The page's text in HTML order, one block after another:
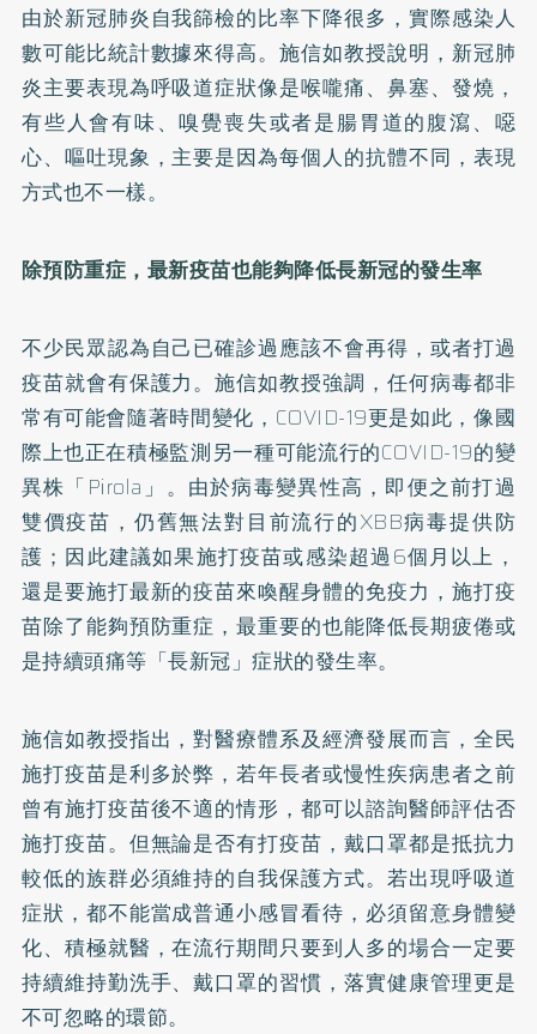
由於新冠肺炎自我篩檢的比率下降很多，實際感染人
數可能比統計數據來得高。施信如教授說明，新冠肺
炎主要表現為呼吸道症狀像是喉嚨痛、鼻塞、發燒，
有些人會有味、嗅覺喪失或者是腸胃道的腹瀉、噁
心、嘔吐現象，主要是因為每個人的抗體不同，表現
方式也不一樣。
除預防重症，最新疫苗也能夠降低長新冠的發生率
不少民眾認為自己已確診過應該不會再得，或者打過
疫苗就會有保護力。施信如教授強調，任何病毒都非
常有可能會隨著時間變化，COVID-19更是如此，像國
際上也正在積極監測另一種可能流行的COVID-19的變
異株「Pirola」。由於病毒變異性高，即便之前打過
雙價疫苗，仍舊無法對目前流行的XBB病毒提供防
護；因此建議如果施打疫苗或感染超過6個月以上，
還是要施打最新的疫苗來喚醒身體的免疫力，施打疫
苗除了能夠預防重症，最重要的也能降低長期疲倦或
是持續頭痛等「長新冠」症狀的發生率。
施信如教授指出，對醫療體系及經濟發展而言，全民
施打疫苗是利多於弊，若年長者或慢性疾病患者之前
曾有施打疫苗後不適的情形，都可以諮詢醫師評估否
施打疫苗。但無論是否有打疫苗，戴口罩都是抵抗力
較低的族群必須維持的自我保護方式。若出現呼吸道
症狀，都不能當成普通小感冒看待，必須留意身體變
化、積極就醫，在流行期間只要到人多的場合一定要
持續維持勤洗手、戴口罩的習慣，落實健康管理更是
不可忽略的環節。